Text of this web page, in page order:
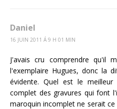
Daniel
16 JUIN 2011 Á 9 H 01 MIN
J'avais cru comprendre qu'il
l'exemplaire Hugues, donc la
évidente. Quel est le
complet des gravures qui font
maroquin incomplet ne serait ce